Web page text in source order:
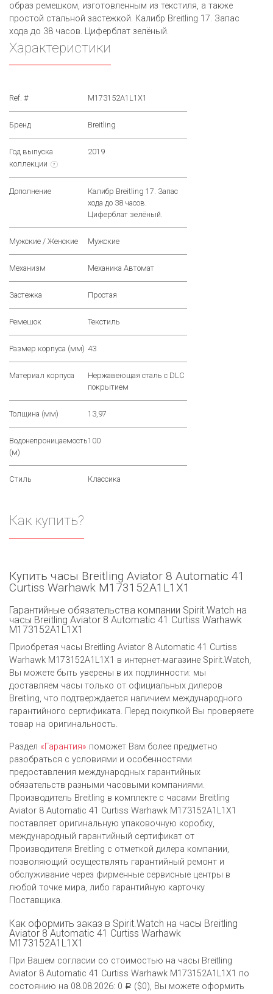
образ ремешком, изготовленным из текстиля, а также
простой стальной застежкой. Калибр Breitling 17. Запас
хода до 38 часов. Циферблат зелёный.
Характеристики
Ref. # M173152A1L1X1
Бренд Breitling
Год выпуска
коллекции
?
2019
Дополнение
Калибр Breitling 17. Запас
хода до 38 часов.
Циферблат зелёный.
Мужские / Женские Мужские
Механизм Механика Автомат
Застежка Простая
Ремешок Текстиль
Размер корпуса (мм) 43
Материал корпуса
Нержавеющая сталь с DLC
покрытием
Толщина (мм) 13,97
Водонепроницаемость
(м)
100
Стиль Классика
Как купить?
Купить часы Breitling Aviator 8 Automatic 41
Curtiss Warhawk M173152A1L1X1
Гарантийные обязательства компании Spirit.Watch на
часы Breitling Aviator 8 Automatic 41 Curtiss Warhawk
M173152A1L1X1
Приобретая часы Breitling Aviator 8 Automatic 41 Curtiss
Warhawk M173152A1L1X1 в интернет-магазине Spirit.Watch,
Вы можете быть уверены в их подлинности: мы
доставляем часы только от официальных дилеров
Breitling, что подтверждается наличием международного
гарантийного сертификата. Перед покупкой Вы проверяете
товар на оригинальность.
Раздел «Гарантия» поможет Вам более предметно
разобраться с условиями и особенностями
предоставления международных гарантийных
обязательств разными часовыми компаниями.
Производитель Breitling в комплекте с часами Breitling
Aviator 8 Automatic 41 Curtiss Warhawk M173152A1L1X1
поставляет оригинальную упаковочную коробку,
международный гарантийный сертификат от
Производителя Breitling c отметкой дилера компании,
позволяющий осуществлять гарантийный ремонт и
обслуживание через фирменные сервисные центры в
любой точке мира, либо гарантийную карточку
Поставщика.
Как оформить заказ в Spirit.Watch на часы Breitling
Aviator 8 Automatic 41 Curtiss Warhawk
M173152A1L1X1
При Вашем согласии со стоимостью на часы Breitling
Aviator 8 Automatic 41 Curtiss Warhawk M173152A1L1X1 по
состоянию на 08.08.2026: 0 Р ($0), Вы можете оформить